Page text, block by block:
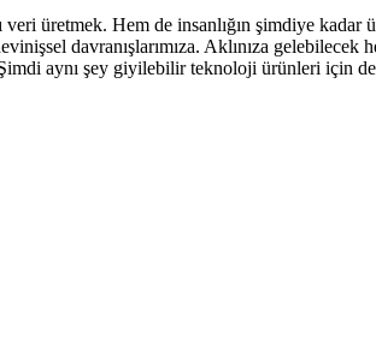
veri üretmek. Hem de insanlığın şimdiye
davranışlarımıza. Aklınıza
aynı şey giyilebilir teknoloji ürünleri için de